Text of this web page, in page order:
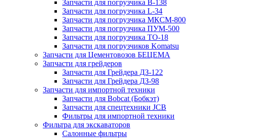
Запчасти для погрузчика B-138
Запчасти для погрузчика L-34
Запчасти для погрузчика МКСМ-800
Запчасти для погрузчика ПУМ-500
Запчасти для погрузчика ТО-18
Запчасти для погрузчиков Komatsu
Запчасти для Цементовозов БЕЦЕМА
Запчасти для грейдеров
Запчасти для Грейдера ДЗ-122
Запчасти для Грейдера ДЗ-98
Запчасти для импортной техники
Запчасти для Bobcat (Бобкэт)
Запчасти для спецтехники JCB
Фильтры для импортной техники
Фильтра для экскаваторов
Салонные фильтры